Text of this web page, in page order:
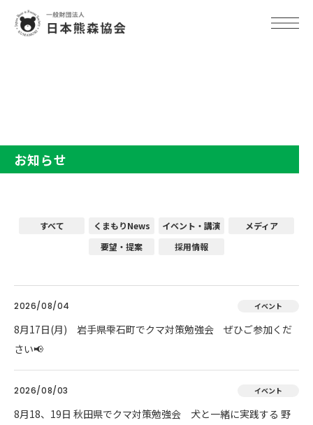
お知らせ
すべて くまもりNews イベント・講演
メディア
要望・提案
採用情報
2026/08/04 イベント
8月17日(月) 岩手県雫石町でクマ対策勉強会 ぜひご参加くだ
さい📢
2026/08/03 イベント
8月18、19日 秋田県でクマ対策勉強会 犬と一緒に実践する 野